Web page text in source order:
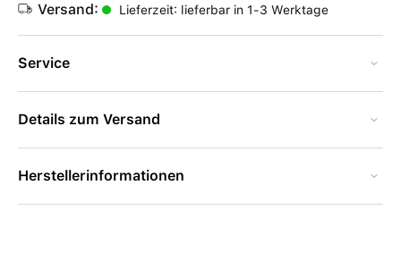
Versand: Lieferzeit: lieferbar in 1-3 Werktage
Service
Details zum Versand
Herstellerinformationen